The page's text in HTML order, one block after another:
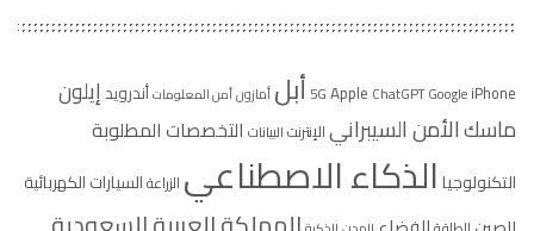
5GApple ChatGPTGoogleiPhone أبل أمازونأمن المعلوماتأندرويدإيلون
ماسكالأمن السيبرانيالإنترنتالبيانات التخصصات المطلوبة
التكنولوجياالذكاء الاصطناعي الزراعةالسيارات الكهربائية